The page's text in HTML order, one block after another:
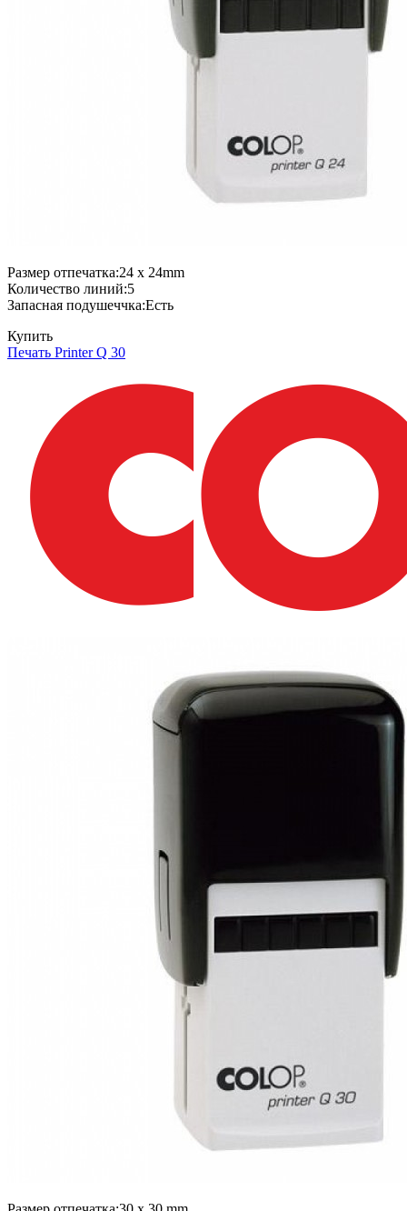
Размер отпечатка:24 x 24mm
Количество линий:5
Запасная подушеччка:Есть
Купить
Печать Printer Q 30